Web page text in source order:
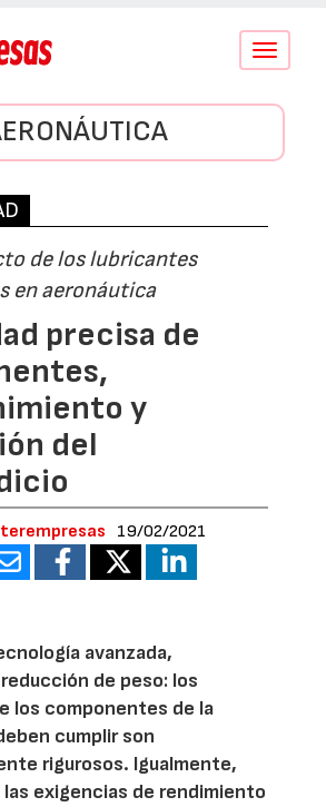
Conmutar
de los lubricantes
en aeronáutica
precisa de
y
del
19/02/2021
avanzada,
de peso: los
los componentes de la
cumplir son
rigurosos. Igualmente,
las exigencias de rendimiento